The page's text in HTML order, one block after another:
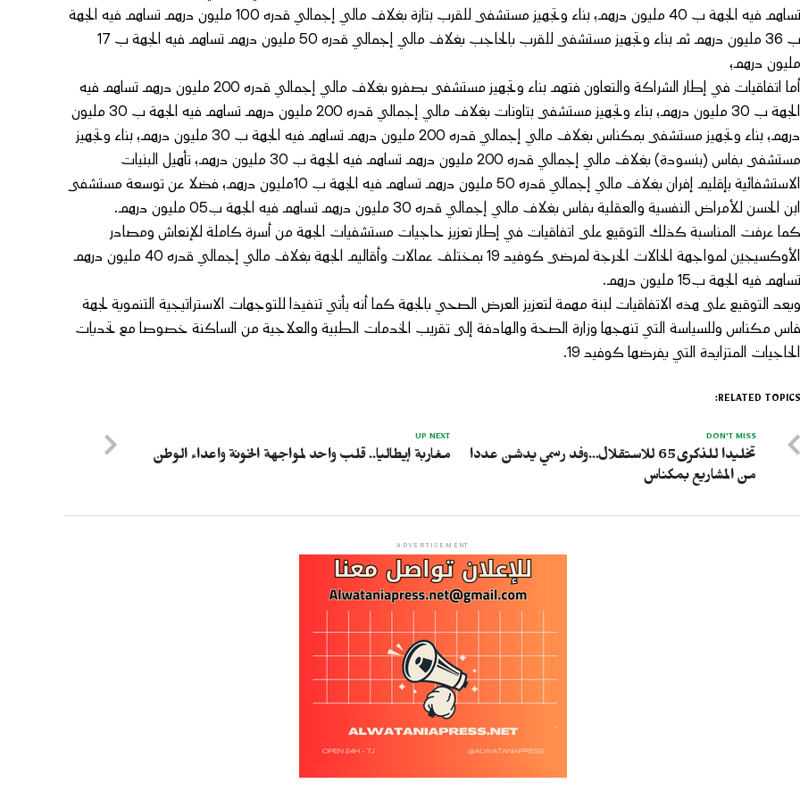
تساهم فيه الجهة ب 40 مليون درهم؛ بناء وتجهيز مستشفى للقرب بتازة بغلاف مالي إجمالي قدره 100 مليون درهم تساهم فيه الجهة
ب 36 مليون درهم ثم بناء وتجهيز مستشفى للقرب بالحاجب بغلاف مالي إجمالي قدره 50 مليون درهم تساهم فيه الجهة ب 17
مليون درهم؛
أما اتفاقيات في إطار الشراكة والتعاون فتهم بناء وتجهيز مستشفى بصفرو بغلاف مالي إجمالي قدره 200 مليون درهم تساهم فيه
الجهة ب 30 مليون درهم؛ بناء وتجهيز مستشفى بتاونات بغلاف مالي إجمالي قدره 200 مليون درهم تساهم فيه الجهة ب 30 مليون
درهم؛ بناء وتجهيز مستشفى بمكناس بغلاف مالي إجمالي قدره 200 مليون درهم تساهم فيه الجهة ب 30 مليون درهم؛ بناء وتجهيز
مستشفى بفاس (بنسودة) بغلاف مالي إجمالي قدره 200 مليون درهم تساهم فيه الجهة ب 30 مليون درهم؛ تأهيل البنيات
الاستشفائية بإقليم إفران بغلاف مالي إجمالي قدره 50 مليون درهم تساهم فيه الجهة ب 10مليون درهم؛ فضلا عن توسعة مستشفى
ابن الحسن للأمراض النفسية والعقلية بفاس بغلاف مالي إجمالي قدره 30 مليون درهم تساهم فيه الجهة ب05 مليون درهم.
كما عرفت المناسبة كذلك التوقيع على اتفاقيات في إطار تعزيز حاجيات مستشفيات الجهة من أسرة كاملة للإنعاش ومصادر
الأوكسيجين لمواجهة الحالات الحرجة لمرضى كوفيد 19 بمختلف عمالات وأقاليم الجهة بغلاف مالي إجمالي قدره 40 مليون درهم
تساهم فيه الجهة ب15 مليون درهم.
ويعد التوقيع على هذه الاتفاقيات لبنة مهمة لتعزيز العرض الصحي بالجهة كما أنه يأتي تنفيذا للتوجهات الاستراتيجية التنموية لجهة
فاس مكناس وللسياسة التي تنهجها وزارة الصحة والهادفة إلى تقريب الخدمات الطبية والعلاجية من الساكنة خصوصا مع تحديات
الحاجيات المتزايدة التي يفرضها كوفيد 19.
RELATED TOPICS:
UP NEXT
مغاربة إيطاليا.. قلب واحد لمواجهة الخونة واعداء الوطن
DON'T MISS
تخليدا للذكرى65 للاستقلال…وفد رسمي يدشن عددا
من المشاريع بمكناس
ADVERTISEMENT